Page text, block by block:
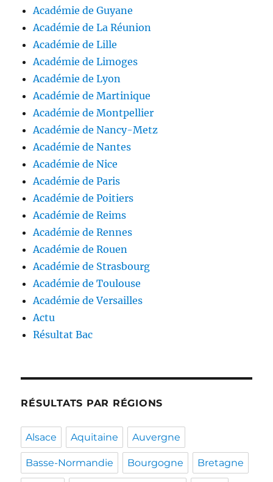
Académie de Guyane
Académie de La Réunion
Académie de Lille
Académie de Limoges
Académie de Lyon
Académie de Martinique
Académie de Montpellier
Académie de Nancy-Metz
Académie de Nantes
Académie de Nice
Académie de Paris
Académie de Poitiers
Académie de Reims
Académie de Rennes
Académie de Rouen
Académie de Strasbourg
Académie de Toulouse
Académie de Versailles
Actu
Résultat Bac
RÉSULTATS PAR RÉGIONS
Alsace Aquitaine Auvergne
Basse-Normandie Bourgogne Bretagne